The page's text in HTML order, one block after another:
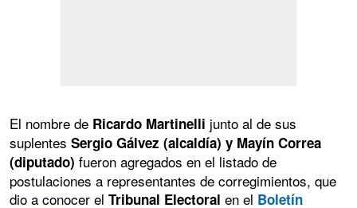
El nombre de Ricardo Martinelli junto al de sus
suplentes Sergio Gálvez (alcaldía) y Mayín Correa
(diputado) fueron agregados en el listado de
postulaciones a representantes de corregimientos, que
dio a conocer el Tribunal Electoral en el Boletín